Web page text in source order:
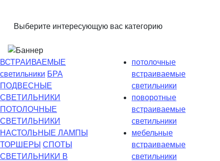
Выберите интересующую вас категорию
ВСТРАИВАЕМЫЕ
светильники БРА
ПОДВЕСНЫЕ
СВЕТИЛЬНИКИ
ПОТОЛОЧНЫЕ
СВЕТИЛЬНИКИ
НАСТОЛЬНЫЕ ЛАМПЫ
ТОРШЕРЫ СПОТЫ
СВЕТИЛЬНИКИ В
потолочные
встраиваемые
светильники
поворотные
встраиваемые
светильники
мебельные
встраиваемые
светильники